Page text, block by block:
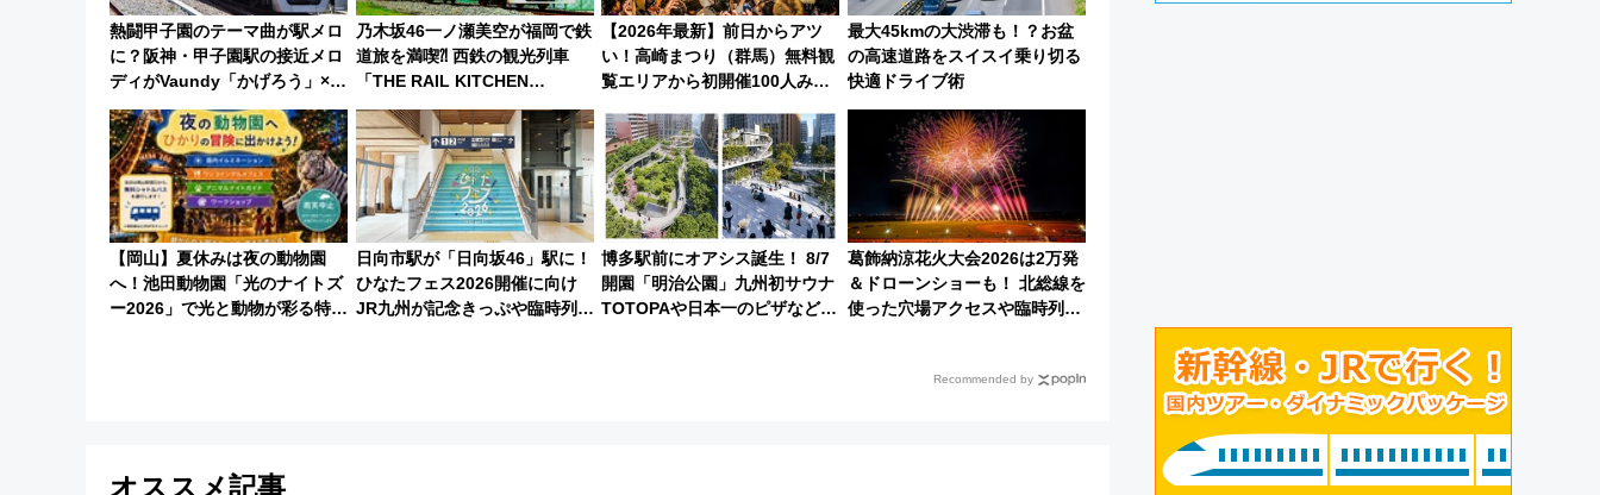
熱闘甲子園のテーマ曲が駅メロ
に？阪神・甲子園駅の接近メロ
ディがVaundy「かげろう」×向
谷実アレンジの特別仕様へ、8
月5日始発から
乃木坂46一ノ瀬美空が福岡で鉄
道旅を満喫⁈ 西鉄の観光列車
「THE RAIL KITCHEN
CHIKUGO」で巡る福岡･太宰
府･柳川の旅！YouTubeが公開
に
【2026年最新】前日からアツ
い！高崎まつり（群馬）無料観
覧エリアから初開催100人みこ
最大45kmの大渋滞も！？お盆
の高速道路をスイスイ乗り切る
快適ドライブ術
【岡山】夏休みは夜の動物園
へ！池田動物園「光のナイトズ
ー2026」で光と動物が彩る特別
日向市駅が「日向坂46」駅に！
ひなたフェス2026開催に向け
JR九州が記念きっぷや臨時列車
博多駅前にオアシス誕生！ 8/7
開園「明治公園」九州初サウナ
TOTOPAや日本一のピザなど絶
葛飾納涼花火大会2026は2万発
＆ドローンショーも！ 北総線を
使った穴場アクセスや臨時列
Recommended by
オススメ記事